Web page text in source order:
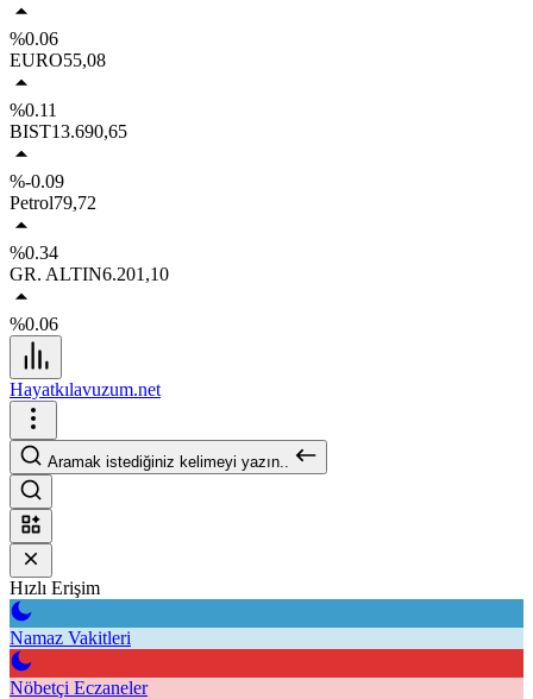
%0.06
EURO55,08
%0.11
BIST13.690,65
%-0.09
Petrol79,72
%0.34
GR. ALTIN6.201,10
%0.06
Hayatkılavuzum.net
Aramak istediğiniz kelimeyi yazın..
Hızlı Erişim
Namaz Vakitleri
Nöbetçi Eczaneler